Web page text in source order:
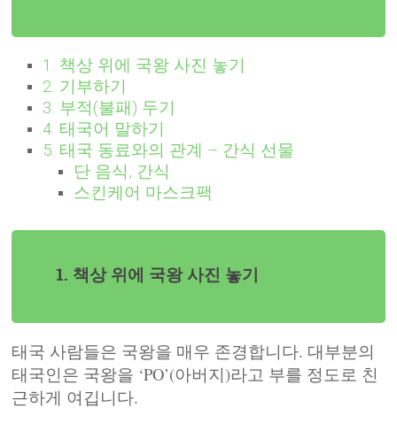
1. 책상 위에 국왕 사진 놓기
2. 기부하기
3. 부적(불패) 두기
4. 태국어 말하기
5. 태국 동료와의 관계 – 간식 선물
단 음식, 간식
스킨케어 마스크팩
1. 책상 위에 국왕 사진 놓기
태국 사람들은 국왕을 매우 존경합니다. 대부분의
태국인은 국왕을 ‘PO’(아버지)라고 부를 정도로 친
근하게 여깁니다.